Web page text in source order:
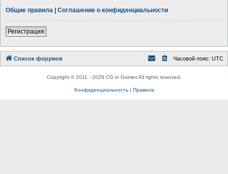
Общие правила | Соглашение о конфиденциальности
Регистрация
Список форумов Часовой пояс: UTC
Copyright © 2011 - 2026 CG in Games All rights reserved.
Конфиденциальность| Правила